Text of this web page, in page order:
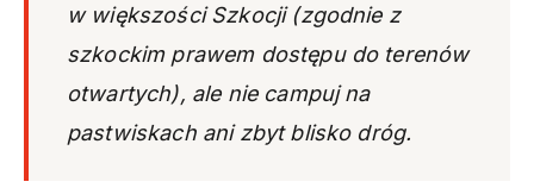
w większości Szkocji (zgodnie z
szkockim prawem dostępu do terenów
otwartych), ale nie campuj na
pastwiskach ani zbyt blisko dróg.